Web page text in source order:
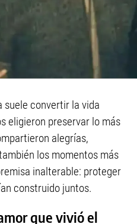
suele convertir la vida
eligieron preservar lo más
alegrías,
los momentos más
inalterable: proteger
construido juntos.
que vivió el